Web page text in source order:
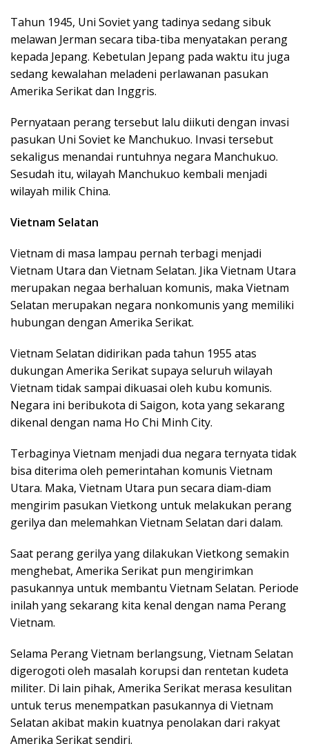
Tahun 1945, Uni Soviet yang tadinya sedang sibuk
melawan Jerman secara tiba-tiba menyatakan perang
kepada Jepang. Kebetulan Jepang pada waktu itu juga
sedang kewalahan meladeni perlawanan pasukan
Amerika Serikat dan Inggris.
Pernyataan perang tersebut lalu diikuti dengan invasi
pasukan Uni Soviet ke Manchukuo. Invasi tersebut
sekaligus menandai runtuhnya negara Manchukuo.
Sesudah itu, wilayah Manchukuo kembali menjadi
wilayah milik China.
Vietnam Selatan
Vietnam di masa lampau pernah terbagi menjadi
Vietnam Utara dan Vietnam Selatan. Jika Vietnam Utara
merupakan negaa berhaluan komunis, maka Vietnam
Selatan merupakan negara nonkomunis yang memiliki
hubungan dengan Amerika Serikat.
Vietnam Selatan didirikan pada tahun 1955 atas
dukungan Amerika Serikat supaya seluruh wilayah
Vietnam tidak sampai dikuasai oleh kubu komunis.
Negara ini beribukota di Saigon, kota yang sekarang
dikenal dengan nama Ho Chi Minh City.
Terbaginya Vietnam menjadi dua negara ternyata tidak
bisa diterima oleh pemerintahan komunis Vietnam
Utara. Maka, Vietnam Utara pun secara diam-diam
mengirim pasukan Vietkong untuk melakukan perang
gerilya dan melemahkan Vietnam Selatan dari dalam.
Saat perang gerilya yang dilakukan Vietkong semakin
menghebat, Amerika Serikat pun mengirimkan
pasukannya untuk membantu Vietnam Selatan. Periode
inilah yang sekarang kita kenal dengan nama Perang
Vietnam.
Selama Perang Vietnam berlangsung, Vietnam Selatan
digerogoti oleh masalah korupsi dan rentetan kudeta
militer. Di lain pihak, Amerika Serikat merasa kesulitan
untuk terus menempatkan pasukannya di Vietnam
Selatan akibat makin kuatnya penolakan dari rakyat
Amerika Serikat sendiri.